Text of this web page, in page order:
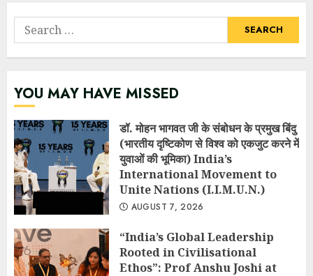
Search
for:
YOU MAY HAVE MISSED
डॉ. मोहन भागवत जी के संबोधन के प्रमुख बिंदु
(भारतीय दृष्टिकोण से विश्व को एकजुट करने में
युवाओं की भूमिका) India’s
International Movement to
Unite Nations (I.I.M.U.N.)
AUGUST 7, 2026
“India’s Global Leadership
Rooted in Civilisational
Ethos”: Prof Anshu Joshi at